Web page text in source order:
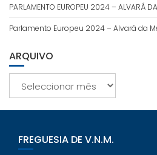
PARLAMENTO EUROPEU 2024 – ALVARÁ
Parlamento Europeu 2024 – Alvará da
ARQUIVO
FREGUESIA DE V.N.M.